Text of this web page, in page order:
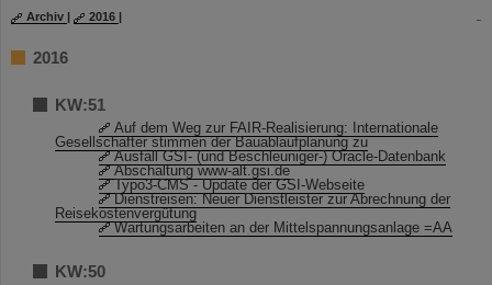
Archiv | 2016 |
2016
KW:51
Auf dem Weg zur FAIR-Realisierung: Internationale
Gesellschafter stimmen der Bauablaufplanung zu
Ausfall GSI- (und Beschleuniger-) Oracle-Datenbank
Abschaltung www-alt.gsi.de
Typo3-CMS - Update der GSI-Webseite
Dienstreisen: Neuer Dienstleister zur Abrechnung der
Reisekostenvergütung
Wartungsarbeiten an der Mittelspannungsanlage =AA
KW:50